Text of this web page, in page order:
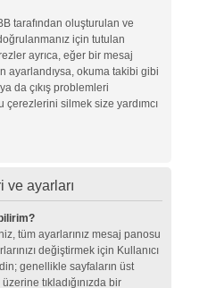
tarafından oluşturulan ve
için tutulan
ayrıca, eğer bir mesaj
ayarlandıysa, okuma takibi gibi
da çıkış problemleri
çerezlerini silmek size yardımcı
ve ayarları
tüm ayarlarınız mesaj panosu
değiştirmek için Kullanıcı
genellikle sayfaların üst
üzerine tıkladığınızda bir